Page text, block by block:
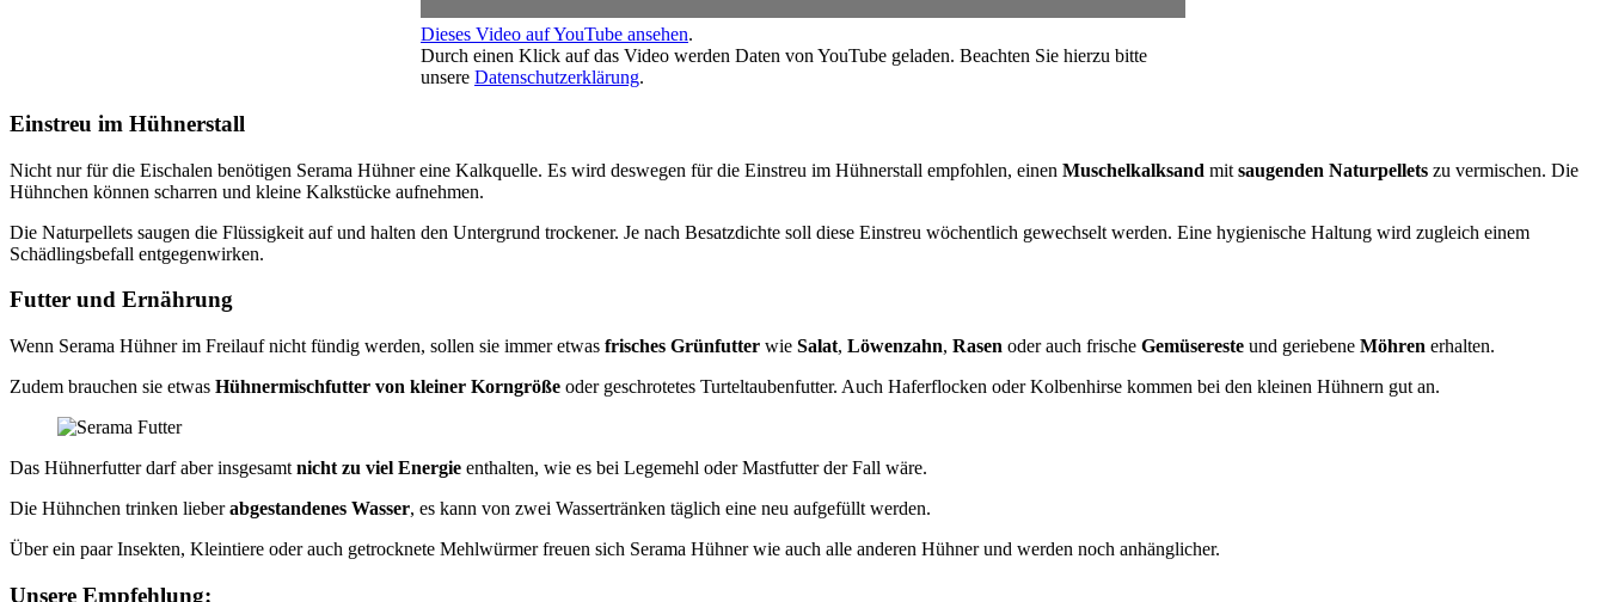
Dieses Video auf YouTube ansehen.
Durch einen Klick auf das Video werden Daten von YouTube geladen. Beachten Sie hierzu bitte
unsere Datenschutzerklärung.
Einstreu im Hühnerstall
Nicht nur für die Eischalen benötigen Serama Hühner eine Kalkquelle. Es wird deswegen für die Einstreu im Hühnerstall empfohlen, einen Muschelkalksand mit saugenden Naturpellets zu vermischen. Die
Hühnchen können scharren und kleine Kalkstücke aufnehmen.
Die Naturpellets saugen die Flüssigkeit auf und halten den Untergrund trockener. Je nach Besatzdichte soll diese Einstreu wöchentlich gewechselt werden. Eine hygienische Haltung wird zugleich einem
Schädlingsbefall entgegenwirken.
Futter und Ernährung
Wenn Serama Hühner im Freilauf nicht fündig werden, sollen sie immer etwas frisches Grünfutter wie Salat, Löwenzahn, Rasen oder auch frische Gemüsereste und geriebene Möhren erhalten.
Zudem brauchen sie etwas Hühnermischfutter von kleiner Korngröße oder geschrotetes Turteltaubenfutter. Auch Haferflocken oder Kolbenhirse kommen bei den kleinen Hühnern gut an.
Das Hühnerfutter darf aber insgesamt nicht zu viel Energie enthalten, wie es bei Legemehl oder Mastfutter der Fall wäre.
Die Hühnchen trinken lieberabgestandenes Wasser, es kann von zwei Wassertränken täglich eine neu aufgefüllt werden.
Über ein paar Insekten, Kleintiere oder auch getrocknete Mehlwürmer freuen sich Serama Hühner wie auch alle anderen Hühner und werden noch anhänglicher.
Unsere Empfehlung: